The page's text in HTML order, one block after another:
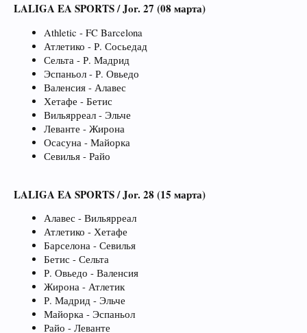
LALIGA EA SPORTS / Jor. 27 (08 марта)
Athletic - FC Barcelona
Атлетико - Р. Сосьедад
Сельта - Р. Мадрид
Эспаньол - Р. Овьедо
Валенсия - Алавес
Хетафе - Бетис
Вильярреал - Эльче
Леванте - Жирона
Осасуна - Майорка
Севилья - Райо
LALIGA EA SPORTS / Jor. 28 (15 марта)
Алавес - Вильярреал
Атлетико - Хетафе
Барселона - Севилья
Бетис - Сельта
Р. Овьедо - Валенсия
Жирона - Атлетик
Р. Мадрид - Эльче
Майорка - Эспаньол
Райо - Леванте